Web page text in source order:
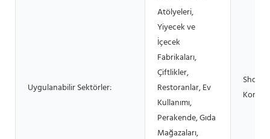
Uygulanabilir Sektörler:
Atölyeleri,
Yiyecek ve
İçecek
Fabrikaları,
Çiftlikler,
Restoranlar, Ev
Kullanımı,
Perakende, Gıda
Mağazaları,